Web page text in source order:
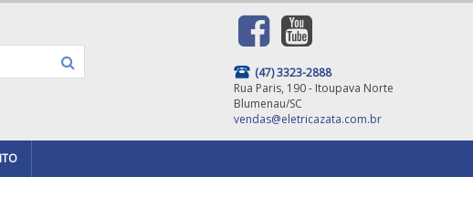
(47) 3323-2888
Rua Paris, 190 - Itoupava Norte
Blumenau/SC
vendas@eletricazata.com.br